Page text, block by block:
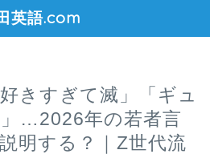
英語.com
きすぎて滅」「ギュ
…2026年の若者言
明する？｜Z世代流